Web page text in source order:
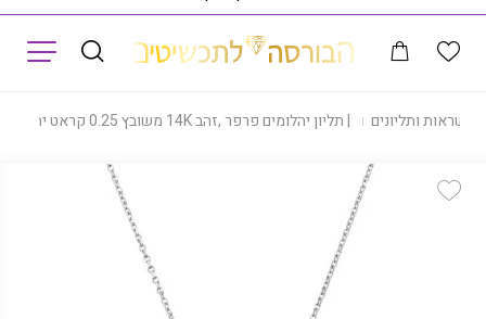
שרשראות ותליונים |תליון יהלומים פרפר ,זהב 14K משובץ 0.25 קראט יהלומים, דגם CDSPF24168
Add Wishlist